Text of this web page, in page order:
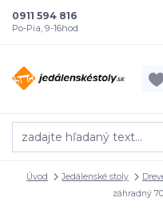
0911 594 816
Po-Pia, 9-16hod
Úvod Jedálenské stoly
záhradný